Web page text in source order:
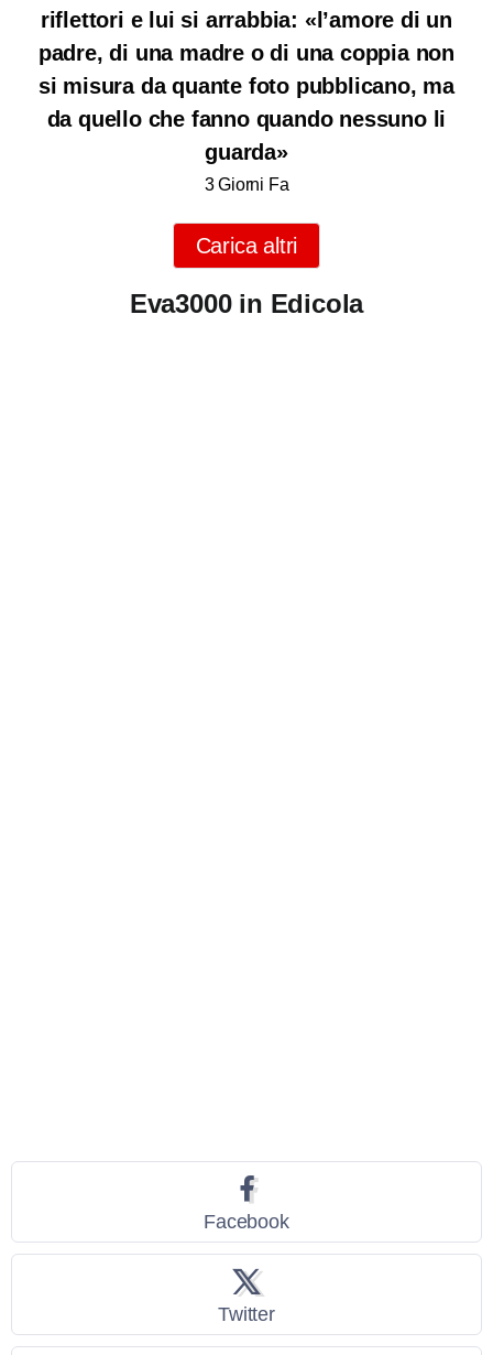
riflettori e lui si arrabbia: «l’amore di un
padre, di una madre o di una coppia non
si misura da quante foto pubblicano, ma
da quello che fanno quando nessuno li
guarda»
3 Giorni Fa
Carica altri
Eva3000 in Edicola
Facebook
Twitter